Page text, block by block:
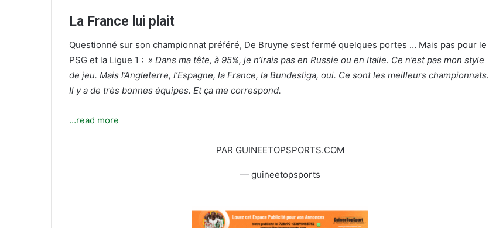
La France lui plait
Questionné sur son championnat préféré, De Bruyne s’est fermé quelques portes … Mais pas pour le
PSG et la Ligue 1 : » Dans ma tête, à 95%, je n’irais pas en Russie ou en Italie. Ce n’est pas mon style
de jeu. Mais l’Angleterre, l’Espagne, la France, la Bundesliga, oui. Ce sont les meilleurs championnats.
Il y a de très bonnes équipes. Et ça me correspond.
…read more
PAR GUINEETOPSPORTS.COM
— guineetopsports